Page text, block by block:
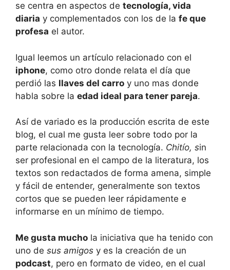
se centra en aspectos de tecnología, vida
diaria y complementados con los de la fe que
profesa el autor.
Igual leemos un artículo relacionado con el
iphone, como otro donde relata el día que
perdió las llaves del carro y uno mas donde
habla sobre la edad ideal para tener pareja.
Así de variado es la producción escrita de este
blog, el cual me gusta leer sobre todo por la
parte relacionada con la tecnología. Chitío, sin
ser profesional en el campo de la literatura, los
textos son redactados de forma amena, simple
y fácil de entender, generalmente son textos
cortos que se pueden leer rápidamente e
informarse en un mínimo de tiempo.
Me gusta mucho la iniciativa que ha tenido con
uno de sus amigos y es la creación de un
podcast, pero en formato de video, en el cual